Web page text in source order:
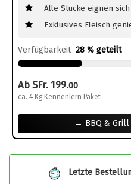
Alle Stücke eignen
Exklusives Fleisch
Verfügbarkeit 28 % geteilt
Ab SFr. 199.00
ca. 4 Kg Kennenlern Paket
→ BBQ & Grill
Letzte